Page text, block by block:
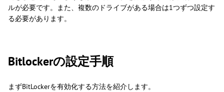
ルが必要です。また、複数のドライブがある場合は1つずつ設定す
る必要があります。
Bitlockerの設定手順
まずBitLockerを有効化する方法を紹介します。